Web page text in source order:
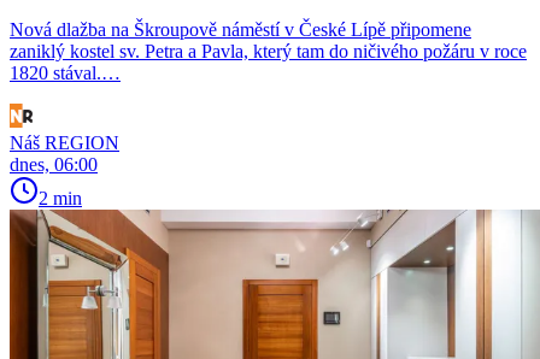
Nová dlažba na Škroupově náměstí v České Lípě připomene
zaniklý kostel sv. Petra a Pavla, který tam do ničivého požáru v roce
1820 stával.…
Náš REGION
dnes, 06:00
2 min